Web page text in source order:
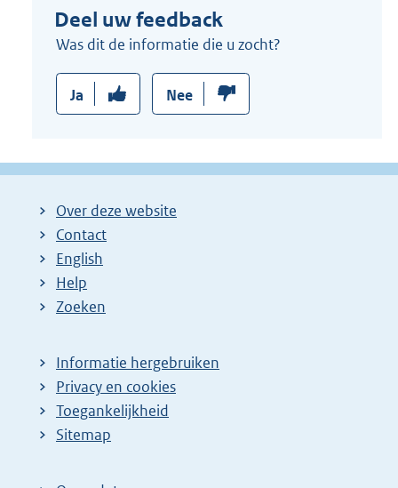
Deel uw feedback
Was dit de informatie die u zocht?
Ja Nee
Over deze website
Contact
English
Help
Zoeken
Informatie hergebruiken
Privacy en cookies
Toegankelijkheid
Sitemap